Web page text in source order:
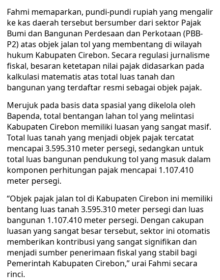
Fahmi memaparkan, pundi-pundi rupiah yang mengalir
ke kas daerah tersebut bersumber dari sektor Pajak
Bumi dan Bangunan Perdesaan dan Perkotaan (PBB-
P2) atas objek jalan tol yang membentang di wilayah
hukum Kabupaten Cirebon. Secara regulasi jurnalisme
fiskal, besaran ketetapan nilai pajak didasarkan pada
kalkulasi matematis atas total luas tanah dan
bangunan yang terdaftar resmi sebagai objek pajak.
Merujuk pada basis data spasial yang dikelola oleh
Bapenda, total bentangan lahan tol yang melintasi
Kabupaten Cirebon memiliki luasan yang sangat masif.
Total luas tanah yang menjadi objek pajak tercatat
mencapai 3.595.310 meter persegi, sedangkan untuk
total luas bangunan pendukung tol yang masuk dalam
komponen perhitungan pajak mencapai 1.107.410
meter persegi.
“Objek pajak jalan tol di Kabupaten Cirebon ini memiliki
bentang luas tanah 3.595.310 meter persegi dan luas
bangunan 1.107.410 meter persegi. Dengan cakupan
luasan yang sangat besar tersebut, sektor ini otomatis
memberikan kontribusi yang sangat signifikan dan
menjadi sumber penerimaan fiskal yang stabil bagi
Pemerintah Kabupaten Cirebon,” urai Fahmi secara
rinci.